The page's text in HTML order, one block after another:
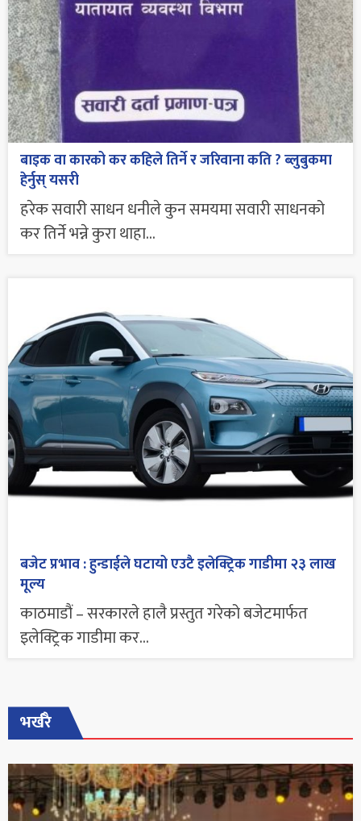
बाइक वा कारको कर कहिले तिर्ने र जरिवाना कति ? ब्लुबुकमा
हेर्नुस् यसरी
हरेक सवारी साधन धनीले कुन समयमा सवारी साधनको
कर तिर्ने भन्ने कुरा थाहा...
बजेट प्रभाव : हुन्डाईले घटायो एउटै इलेक्ट्रिक गाडीमा २३ लाख
मूल्य
काठमाडौं – सरकारले हालै प्रस्तुत गरेको बजेटमार्फत
इलेक्ट्रिक गाडीमा कर...
भर्खरै